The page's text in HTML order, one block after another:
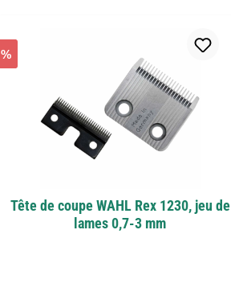
%
Tête de coupe WAHL Rex 1230, jeu de
lames 0,7-3 mm